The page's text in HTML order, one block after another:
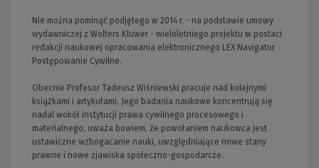
Nie można pominąć podjętego w 2014 r. - na podstawie umowy
wydawniczej z Wolters Kluwer - wieloletniego projektu w postaci
redakcji naukowej opracowania elektronicznego LEX Navigator
Postępowanie Cywilne.
Obecnie Profesor Tadeusz Wiśniewski pracuje nad kolejnymi
książkami i artykułami. Jego badania naukowe koncentrują się
nadal wokół instytucji prawa cywilnego procesowego i
materialnego, uważa bowiem, że powołaniem naukowca jest
ustawiczne wzbogacanie nauki, uwzględniające nowe stany
prawne i nowe zjawiska społeczno-gospodarcze.